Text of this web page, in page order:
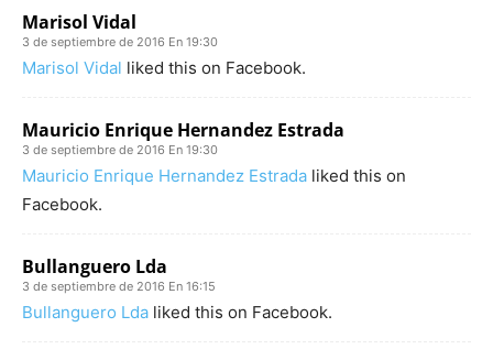
Marisol Vidal
3 de septiembre de 2016 En 19:30
Marisol Vidal liked this on Facebook.
Mauricio Enrique Hernandez Estrada
3 de septiembre de 2016 En 19:30
Mauricio Enrique Hernandez Estrada liked this on
Facebook.
Bullanguero Lda
3 de septiembre de 2016 En 16:15
Bullanguero Lda liked this on Facebook.